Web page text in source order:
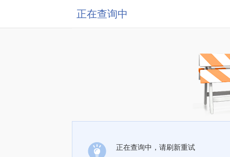
正在查询中
正在查询中，请刷新重试